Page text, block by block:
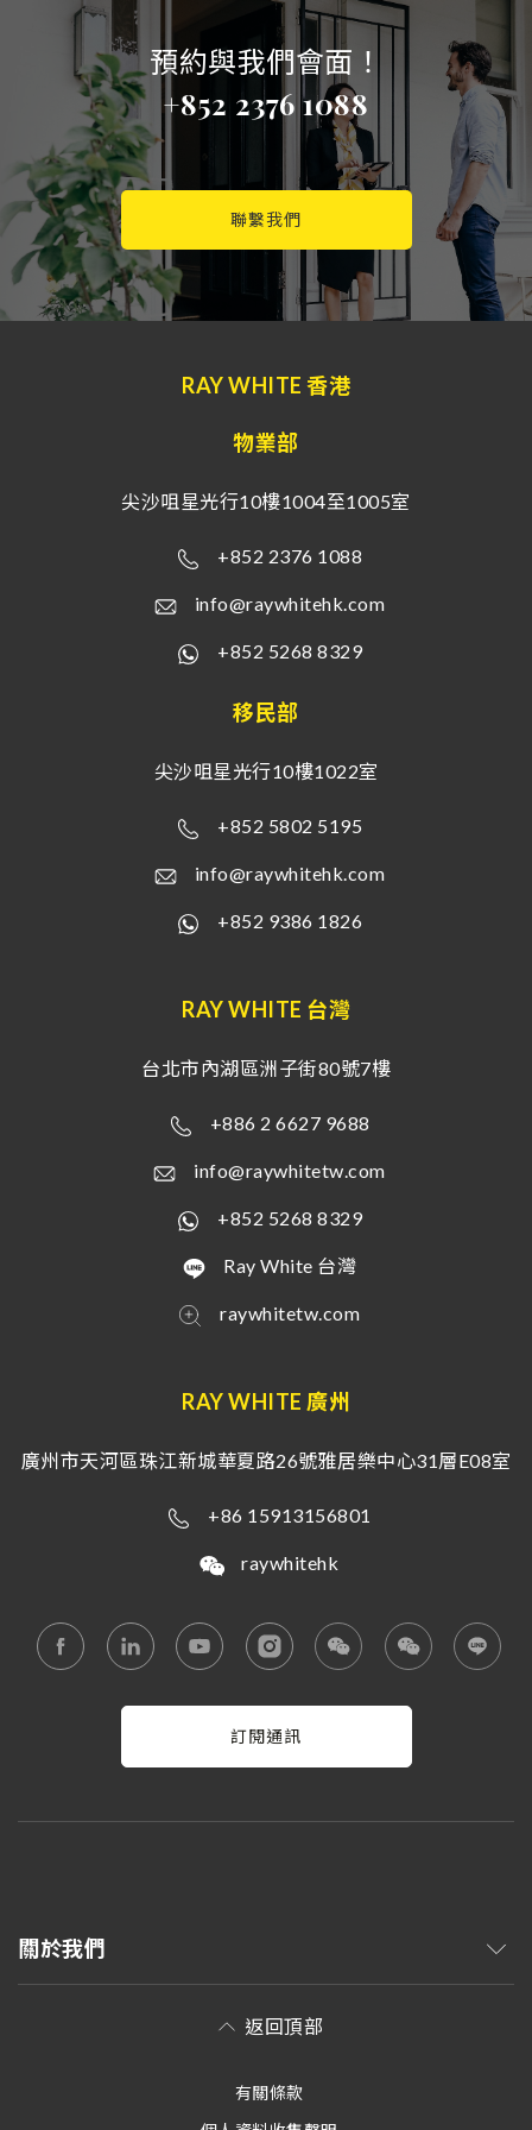
預約與我們會面！
+852 2376 1088
聯繫我們
RAY WHITE 香港
物業部
尖沙咀星光行10樓1004至1005室
+852 2376 1088
info@raywhitehk.com
+852 5268 8329
移民部
尖沙咀星光行10樓1022室
+852 5802 5195
info@raywhitehk.com
+852 9386 1826
RAY WHITE 台灣
台北市內湖區洲子街80號7樓
+886 2 6627 9688
info@raywhitetw.com
+852 5268 8329
Ray White 台灣
raywhitetw.com
RAY WHITE 廣州
廣州市天河區珠江新城華夏路26號雅居樂中心31層E08室
+86 15913156801
raywhitehk
訂閱通訊
關於我們
返回頂部
有關條款